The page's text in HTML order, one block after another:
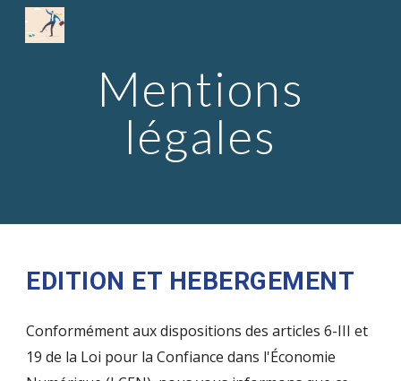
Skip to main content
Mentions
légales
EDITION ET HEBERGEMENT
Conformément aux dispositions des articles 6-III et
19 de la Loi pour la Confiance dans l'Économie